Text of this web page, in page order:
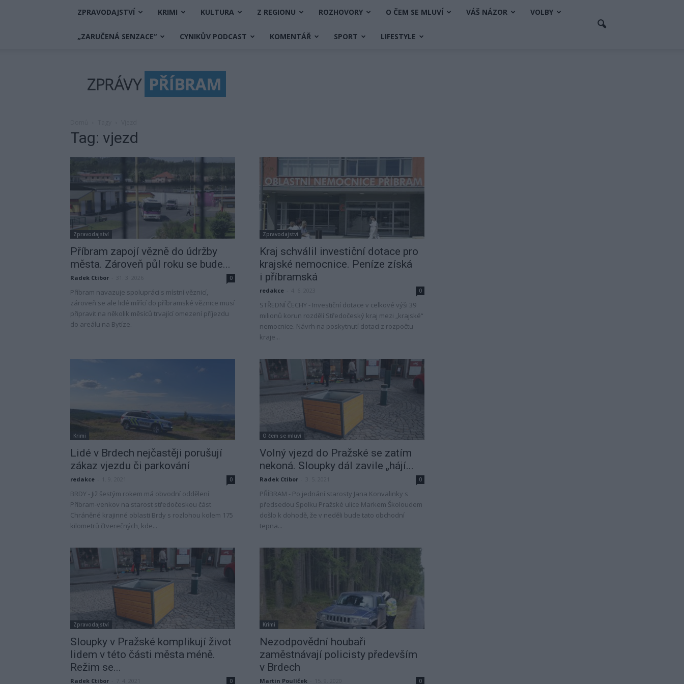
ZPRAVODAJSTVÍ KRIMI KULTURA Z REGIONU ROZHOVORY O ČEM SE MLUVÍ VÁŠ NÁZOR VOLBY
„ZARUČENÁ SENZACE“ CYNIKŮV PODCAST KOMENTÁŘ SPORT LIFESTYLE
Příbram
Tag: vjezd
Zpravodajství
Příbram zapojí vězně do údržby
města. Zároveň půl roku se bude...
Radek Ctibor 0
Příbram navazuje spolupráci s místní věznicí,
zároveň se ale lidé mířící do příbramské věznice musí
připravit na několik měsíců trvající omezení příjezdu
do areálu na Bytíze.
Zpravodajství
Kraj schválil investiční dotace pro
krajské nemocnice. Peníze získá
i příbramská
redakce 0
STŘEDNÍ ČECHY - Investiční dotace v celkové výši 39
milionů korun rozdělí Středočeský kraj mezi „krajské“
nemocnice. Návrh na poskytnutí dotací z rozpočtu
kraje...
Krimi
Lidé v Brdech nejčastěji porušují
zákaz vjezdu či parkování
redakce 0
BRDY - Již šestým rokem má obvodní oddělení
Příbram-venkov na starost středočeskou část
Chráněné krajinné oblasti Brdy s rozlohou kolem 175
kilometrů čtverečných, kde...
O čem se mluví
Volný vjezd do Pražské se zatím
nekoná. Sloupky dál zavile „hájí...
Radek Ctibor 0
PŘÍBRAM - Po jednání starosty Jana Konvalinky s
předsedou Spolku Pražské ulice Markem Školoudem
došlo k dohodě, že v neděli bude tato obchodní
tepna...
Zpravodajství
Sloupky v Pražské komplikují život
lidem v této části města méně.
Režim se...
Radek Ctibor 0
Krimi
Nezodpovědní houbaři
zaměstnávají policisty především
v Brdech
Martin Poulíček 0